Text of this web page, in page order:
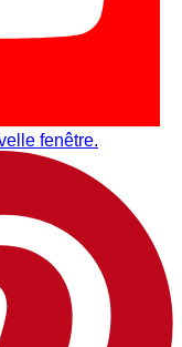
fenêtre.